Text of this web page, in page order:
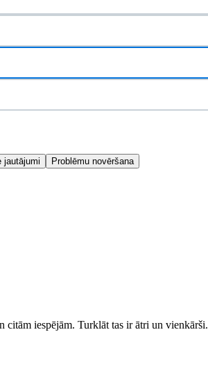
jautājumi Problēmu novēršana
citām iespējām. Turklāt tas ir ātri un vienkārši.